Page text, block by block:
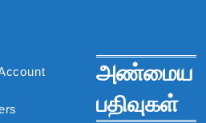
அண்மைய
பதிவுகள்